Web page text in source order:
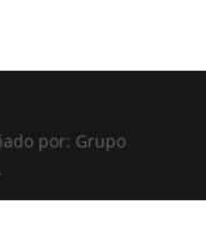
por: Grupo